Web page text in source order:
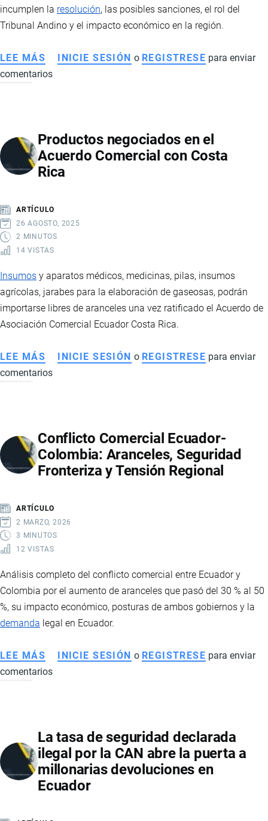
incumplen la resolución, las posibles sanciones, el rol del
Tribunal Andino y el impacto económico en la región.
LEE MÁS SOBRE
QUÉ
Y
COLOMBIA
NO
RESOLUCIÓN
DE
LA
DE
ELIMINAR
INICIE SESIÓN o REGISTRESE para enviar
comentarios
Productos negociados en el
Acuerdo Comercial con Costa
Rica
ARTÍCULO
26 AGOSTO, 2025
2 MINUTOS
14 VISTAS
Insumos y aparatos médicos, medicinas, pilas, insumos
agrícolas, jarabes para la elaboración de gaseosas, podrán
importarse libres de aranceles una vez ratificado el Acuerdo de
Asociación Comercial Ecuador Costa Rica.
LEE MÁS SOBRE
PRODUCTOS
ACUERDO
COMERCIAL
CON
INICIE SESIÓN o REGISTRESE para enviar
comentarios
Conflicto Comercial Ecuador-
Colombia: Aranceles, Seguridad
Fronteriza y Tensión Regional
ARTÍCULO
2 MARZO, 2026
3 MINUTOS
12 VISTAS
Análisis completo del conflicto comercial entre Ecuador y
Colombia por el aumento de aranceles que pasó del 30 % al 50
%, su impacto económico, posturas de ambos gobiernos y la
demanda legal en Ecuador.
LEE MÁS SOBRE
CONFLICTO
ARANCELES,
SEGURIDAD
FRONTERIZA
Y
INICIE SESIÓN o REGISTRESE para enviar
comentarios
La tasa de seguridad declarada
ilegal por la CAN abre la puerta a
millonarias devoluciones en
Ecuador